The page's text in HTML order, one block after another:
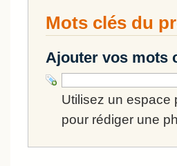
Mots clés du
Ajouter vos mots
Utilisez un espace
pour rédiger une